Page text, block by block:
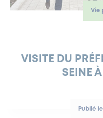
EAU POTABLE ET
DÉCLARATION DE
INFORMATIONS
SUBVENTIONS
FERMETURES
PANNEAUX
DÉVELOPPEMENT
Vie
VISITE DU
SEINE
Publié